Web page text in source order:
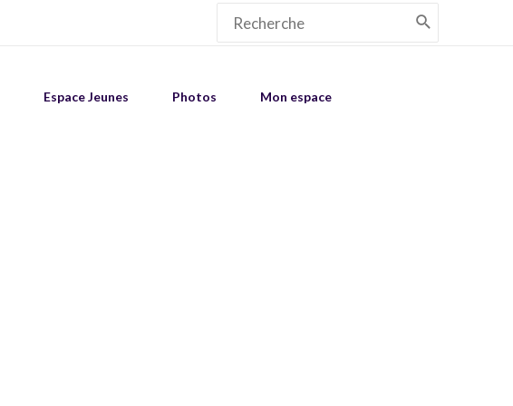
Search
Espace Jeunes Photos Mon espace